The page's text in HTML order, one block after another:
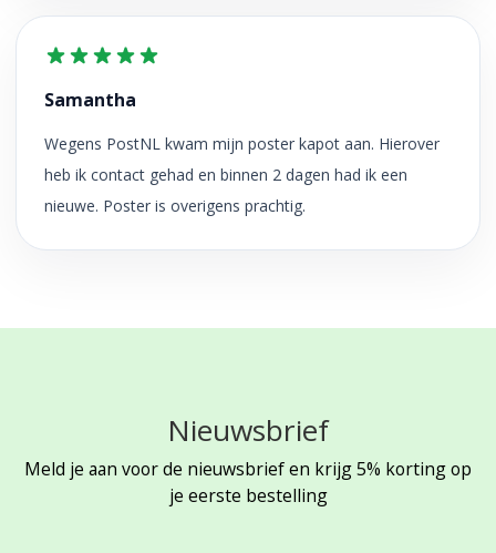
Samantha
Wegens PostNL kwam mijn poster kapot aan. Hierover
heb ik contact gehad en binnen 2 dagen had ik een
nieuwe. Poster is overigens prachtig.
Nieuwsbrief
Meld je aan voor de nieuwsbrief en krijg 5% korting op
je eerste bestelling